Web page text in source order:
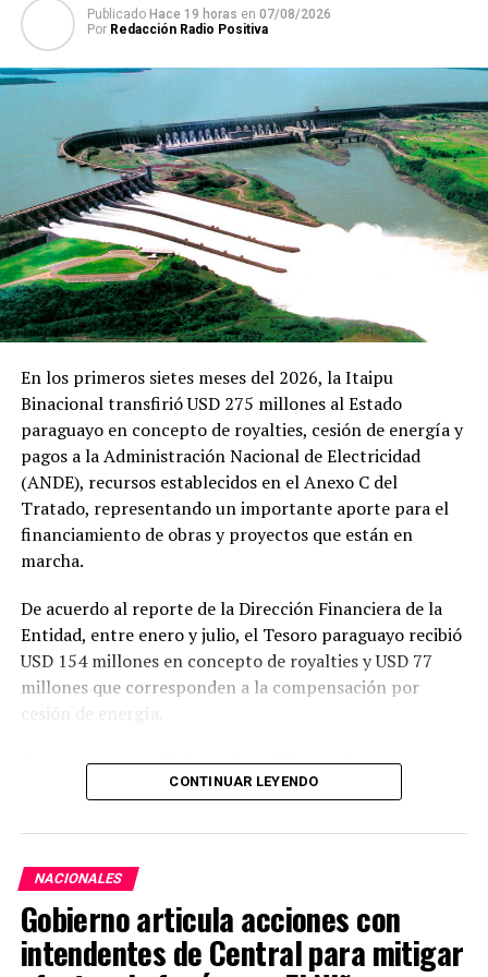
adquisición de bienes e inmuebles y la instalación de
empresas para el lavado de dinero en el país.
La investigación llevó alrededor de 27 meses, iniciándose
a fines 2019.
TEMAS RELACIONADOS:
A ULTRANZA PY INCAUNTAN BIENES POR MAS DE 100 MILLONES
DE DOLARES
PORTADA
ARRIBA SIGUIENTE
Esperan vacunar a más niños con la campaña “Me
vacuno en mi aula”
Presidente designa a Federico González como ministro
del Interior
Publicado Hace 19 horas en 07/08/2026
Por Redacción Radio Positiva
En los primeros sietes meses del 2026, la Itaipu
Binacional transfirió USD 275 millones al Estado
paraguayo en concepto de royalties, cesión de energía y
pagos a la Administración Nacional de Electricidad
(ANDE), recursos establecidos en el Anexo C del
Tratado, representando un importante aporte para el
financiamiento de obras y proyectos que están en
marcha.
De acuerdo al reporte de la Dirección Financiera de la
Entidad, entre enero y julio, el Tesoro paraguayo recibió
USD 154 millones en concepto de royalties y USD 77
millones que corresponden a la compensación por
cesión de energía.
Por su parte, la ANDE percibió USD 44 millones por
resarcimiento de las cargas de administración y
En julio, Itaipu realizó transferencias por USD 36
millones al Paraguay, de los cuales, USD 22 millones
correspondieron a royalties, USD 12 millones a
compensación por cesión de energía y USD 1,7 millones
destinados a la ANDE en concepto de resarcimiento.
CONTINUAR LEYENDO
NACIONALES
Gobierno articula acciones con
intendentes de Central para mitigar